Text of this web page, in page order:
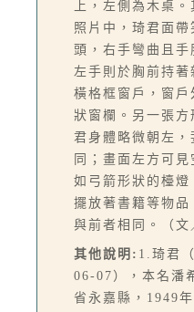
上，左側為木桌
照片中，琦君面
頭，右手彎曲且手
左手則於胸前持著
橫格框窗戶，窗
狀窗欄。另一張
君身體略微朝左，
同；畫面左方可
如弓箭形狀的檯燈
擺放著書籍等物
與前者相同。（文
其他說明: 1.琦君
06-07），本名潘
省永嘉縣，1949